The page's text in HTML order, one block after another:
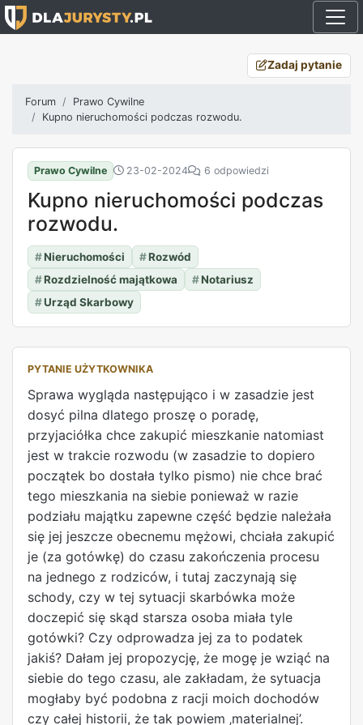
Zadaj pytanie
Forum
Prawo Cywilne
Kupno nieruchomości podczas rozwodu.
Prawo Cywilne 23-02-2024 6 odpowiedzi
Kupno nieruchomości podczas
rozwodu.
#Nieruchomości #Rozwód
#Rozdzielność majątkowa #Notariusz
#Urząd Skarbowy
PYTANIE UŻYTKOWNIKA
Sprawa wygląda następująco i w zasadzie jest
dosyć pilna dlatego proszę o poradę,
przyjaciółka chce zakupić mieszkanie natomiast
jest w trakcie rozwodu (w zasadzie to dopiero
początek bo dostała tylko pismo) nie chce brać
tego mieszkania na siebie ponieważ w razie
podziału majątku zapewne część będzie należała
się jej jeszcze obecnemu mężowi, chciała zakupić
je (za gotówkę) do czasu zakończenia procesu
na jednego z rodziców, i tutaj zaczynają się
schody, czy w tej sytuacji skarbówka może
doczepić się skąd starsza osoba miała tyle
gotówki? Czy odprowadza jej za to podatek
jakiś? Dałam jej propozycję, że mogę je wziąć na
siebie do tego czasu, ale zakładam, że sytuacja
mogłaby być podobna z racji moich dochodów
czy całej historii, że tak powiem ‚materialnej’.